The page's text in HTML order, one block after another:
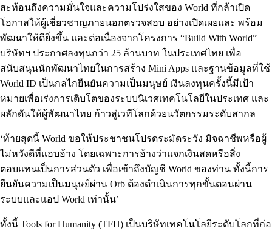
สะท้อนถึงความมั่นใจและความโปร่งใสของ World ที่กล้าเปิด
โอกาสให้ผู้เชี่ยวชาญภายนอกตรวจสอบ อย่างเปิดเผยและ พร้อม
พัฒนาให้ดียิ่งขึ้น และต่อเนื่องจากโครงการ “Build With World”
บริษัทฯ ประกาศลงทุนกว่า 25 ล้านบาท ในประเทศไทย เพื่อ
สนับสนุนนักพัฒนาไทยในการสร้าง Mini Apps และฐานข้อมูลที่ใช้
World ID เป็นกลไกยืนยันความเป็นมนุษย์ เงินลงทุนครั้งนี้มีเป้า
หมายเพื่อเร่งการเติบโตของระบบนิเวศเทคโนโลยีในประเทศ และ
ผลักดันให้ผู้พัฒนาไทย ก้าวสู่เวทีโลกด้วยนวัตกรรมระดับสากล
‘ท้ายสุดนี้ World ขอให้ประชาชนโปรดระมัดระวัง มิจฉาชีพหรือผู้
ไม่หวังดีที่แอบอ้าง โดยเฉพาะการอ้างว่าแจกเงินสดหรือสิ่ง
ตอบแทนเป็นการส่วนตัว เพื่อเข้าถึงบัญชี World ของท่าน ทั้งนี้การ
ยืนยันความเป็นมนุษย์ผ่าน Orb ต้องดำเนินการทุกขั้นตอนผ่าน
ระบบและแอป World เท่านั้น’
ทั้งนี้ Tools for Humanity (TFH) เป็นบริษัทเทคโนโลยีระดับโลกที่ก่อ